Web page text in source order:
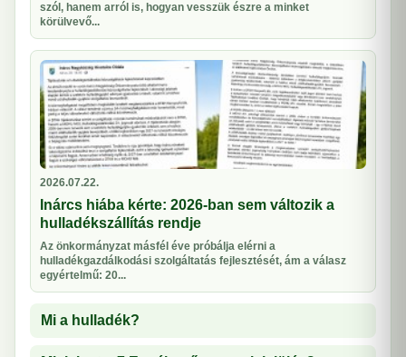
szól, hanem arról is, hogyan vesszük észre a minket
körülvevő...
2026.07.22.
Inárcs hiába kérte: 2026-ban sem változik a
hulladékszállítás rendje
Az önkormányzat másfél éve próbálja elérni a
hulladékgazdálkodási szolgáltatás fejlesztését, ám a válasz
egyértelmű: 20...
Mi a hulladék?